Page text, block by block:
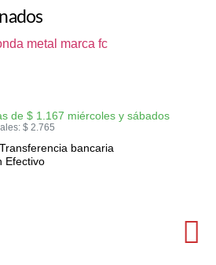
de $ 1.167 miércoles y sábados
$ 2.765
bancaria
Efectivo